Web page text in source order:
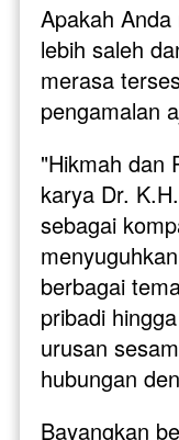
Apakah
lebih saleh
merasa
pengamalan
"Hikmah dan
karya Dr.
sebagai
berbagai
pribadi
urusan
hubungan
Bayangkan